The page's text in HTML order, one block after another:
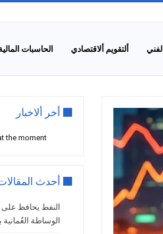
ألتقويم ألاقتصادي الحاسبات
أخر ألاخبار
the moment.
أحدث
النفط يحافظ على
الوساطة